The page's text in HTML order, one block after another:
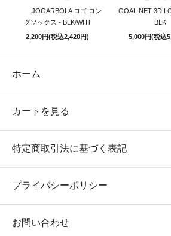
JOGARBOLA ロゴ ロン
グソックス - BLK/WHT
2,200円(税込2,420円)
GOAL NET 3D
BLK
5,000円(税込
ホーム
カートを見る
特定商取引法に基づく表記
プライバシーポリシー
お問い合わせ